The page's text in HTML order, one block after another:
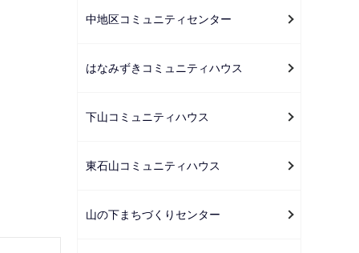
ョ
こ
か
中地区コミュニティセンター
はなみずきコミュニティハウス
下山コミュニティハウス
東石山コミュニティハウス
山の下まちづくりセンター